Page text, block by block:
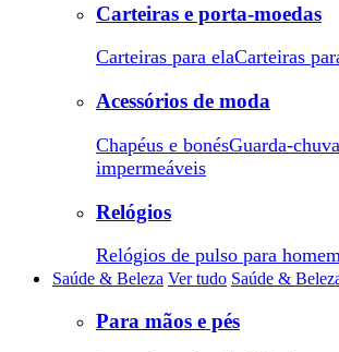
Carteiras e porta-moedas
Carteiras para elaCarteiras
Acessórios de moda
Chapéus e bonésGuarda-
impermeáveis
Relógios
Relógios de pulso para
Saúde & Beleza Ver tudo Saúde &
Para mãos e pés